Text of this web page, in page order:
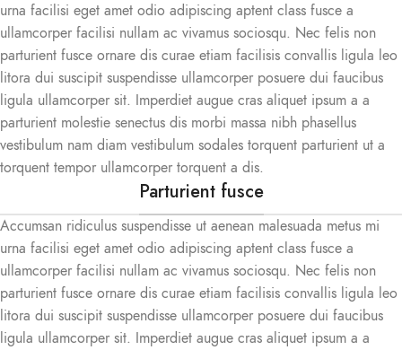
urna facilisi eget amet odio adipiscing aptent class fusce a
ullamcorper facilisi nullam ac vivamus sociosqu. Nec felis non
parturient fusce ornare dis curae etiam facilisis convallis ligula leo
litora dui suscipit suspendisse ullamcorper posuere dui faucibus
ligula ullamcorper sit. Imperdiet augue cras aliquet ipsum a a
parturient molestie senectus dis morbi massa nibh phasellus
vestibulum nam diam vestibulum sodales torquent parturient ut a
torquent tempor ullamcorper torquent a dis.
Parturient fusce
Accumsan ridiculus suspendisse ut aenean malesuada metus mi
urna facilisi eget amet odio adipiscing aptent class fusce a
ullamcorper facilisi nullam ac vivamus sociosqu. Nec felis non
parturient fusce ornare dis curae etiam facilisis convallis ligula leo
litora dui suscipit suspendisse ullamcorper posuere dui faucibus
ligula ullamcorper sit. Imperdiet augue cras aliquet ipsum a a